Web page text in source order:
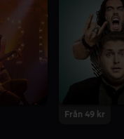
Från 49 kr